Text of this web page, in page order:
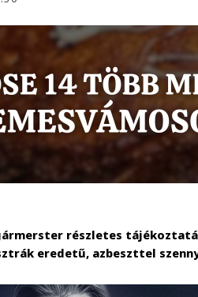
részletes
eredetű, azbeszttel